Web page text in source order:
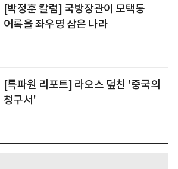
[박정훈 칼럼] 국방장관이 모택동
어록을 좌우명 삼은 나라
[특파원 리포트] 라오스 덮친 '중국의
청구서'